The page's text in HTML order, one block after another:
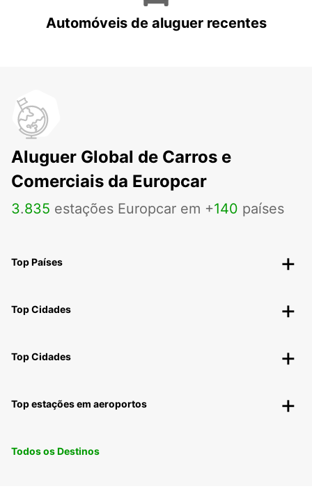
Automóveis de aluguer recentes
Aluguer Global de Carros e
Comerciais da Europcar
3.835 estações Europcar em +140 países
Top Países
Top Cidades
Top Cidades
Top estações em aeroportos
Todos os Destinos